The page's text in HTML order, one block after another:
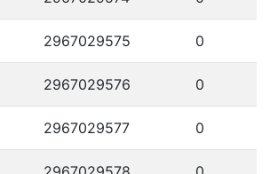
2967029575 0
2967029576 0
2967029577 0